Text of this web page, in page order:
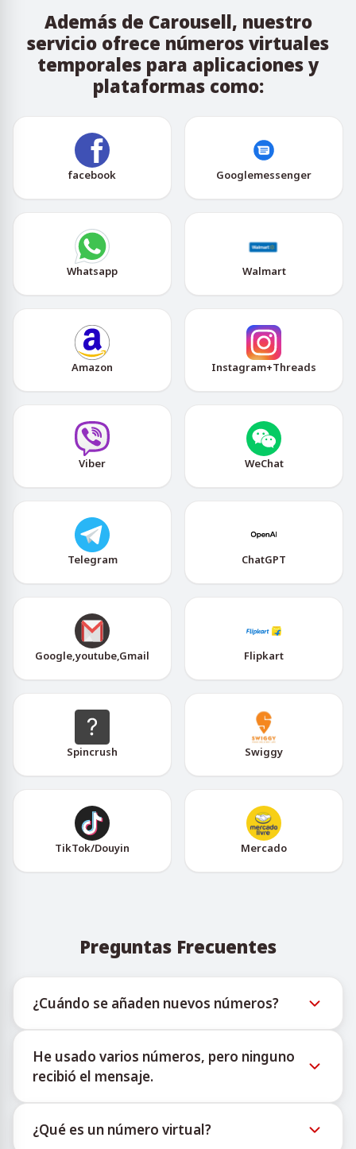
Además de Carousell, nuestro
servicio ofrece números virtuales
temporales para aplicaciones y
plataformas como:
facebook Googlemessenger
Whatsapp Walmart
Amazon Instagram+Threads
Viber WeChat
Telegram ChatGPT
Google,youtube,Gmail Flipkart
Spincrush Swiggy
TikTok/Douyin Mercado
Preguntas Frecuentes
¿Cuándo se añaden nuevos números?
números virtuales puede consultarse a través del
bot oficial de Telegram @TigerSMSofficial_bot. Este
canal ofrece actualizaciones oportunas para ayudar
He usado varios números, pero ninguno
recibió el mensaje.
% para cada número adquirido. Los algoritmos de
¿Qué es un número virtual?